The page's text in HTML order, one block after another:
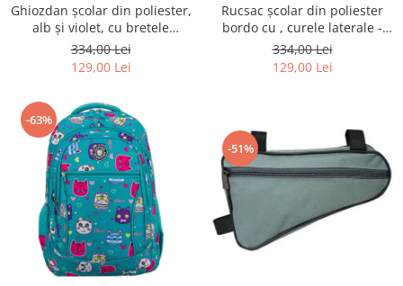
Ghiozdan școlar din poliester,
alb și violet, cu bretele
reglabile - Peterson PTR-PTN
8603-1303 PURPLE
334,00 Lei
129,00 Lei
Rucsac școlar din poliester
bordo cu , curele laterale -
Peterson PTR-PTN 8594-1402
BORDO
334,00 Lei
129,00 Lei
-63%
-51%